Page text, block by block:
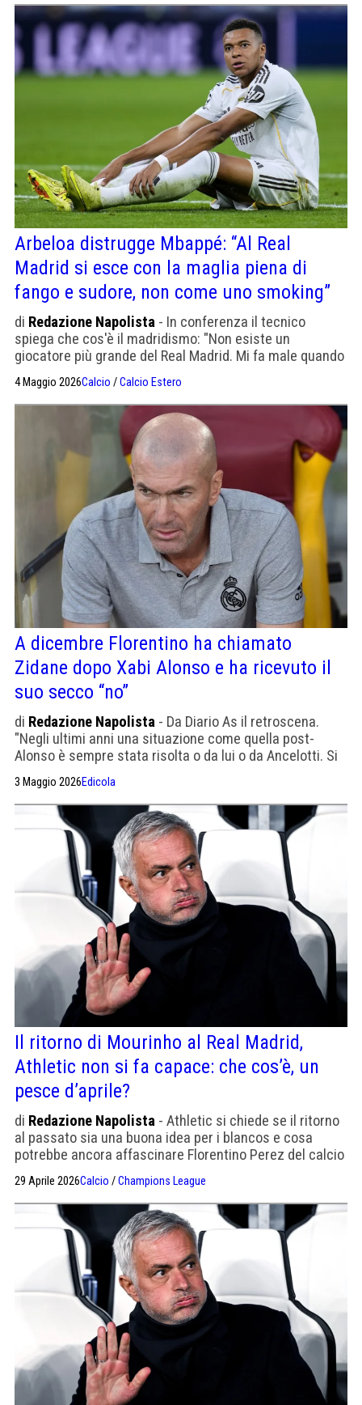
Arbeloa distrugge Mbappé: “Al Real
Madrid si esce con la maglia piena di
fango e sudore, non come uno smoking”
di Redazione Napolista - In conferenza il tecnico
spiega che cos'è il madridismo: "Non esiste un
giocatore più grande del Real Madrid. Mi fa male quando
solo non è sufficiente"
4 Maggio 2026Calcio /Calcio Estero
A dicembre Florentino ha chiamato
Zidane dopo Xabi Alonso e ha ricevuto il
suo secco “no”
di Redazione Napolista - Da Diario As il retroscena.
"Negli ultimi anni una situazione come quella post-
Alonso è sempre stata risolta o da lui o da Ancelotti. Si
aveva fatto sì che si riaprisse questa possibilità. Zidane
è in parola con la nazionale francese e non accetta altre
offerte"
3 Maggio 2026Edicola
Il ritorno di Mourinho al Real Madrid,
Athletic non si fa capace: che cos’è, un
pesce d’aprile?
di Redazione Napolista - Athletic si chiede se il ritorno
al passato sia una buona idea per i blancos e cosa
potrebbe ancora affascinare Florentino Perez del calcio
dello Special One. Con Xabi Alonso l'esperimento
"moderno" non è riuscito.
29 Aprile 2026Calcio /Champions League